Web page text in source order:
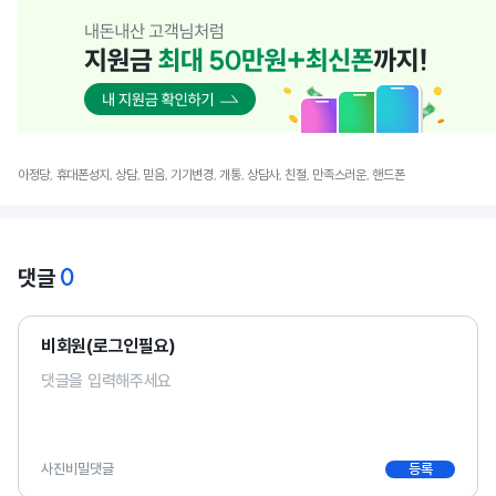
아정당, 휴대폰성지, 상담, 믿음, 기기변경, 개통, 상담사, 친절, 만족스러운, 핸드폰
댓글 0
비회원(로그인필요)
사진비밀댓글 등록